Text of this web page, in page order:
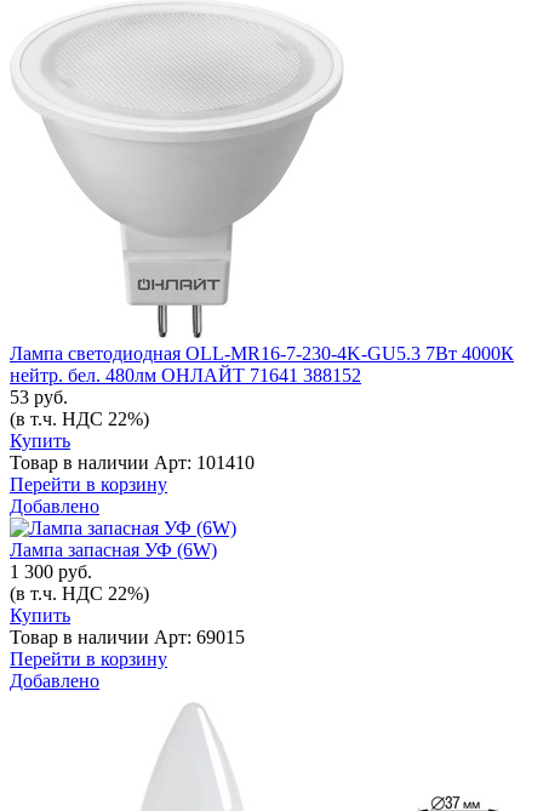
Лампа светодиодная OLL-MR16-7-230-4K-GU5.3 7Вт 4000К
нейтр. бел. 480лм ОНЛАЙТ 71641 388152
53 руб.
(в т.ч. НДС 22%)
Купить
Товар в наличии Арт: 101410
Перейти в корзину
Добавлено
Лампа запасная УФ (6W)
1 300 руб.
(в т.ч. НДС 22%)
Купить
Товар в наличии Арт: 69015
Перейти в корзину
Добавлено